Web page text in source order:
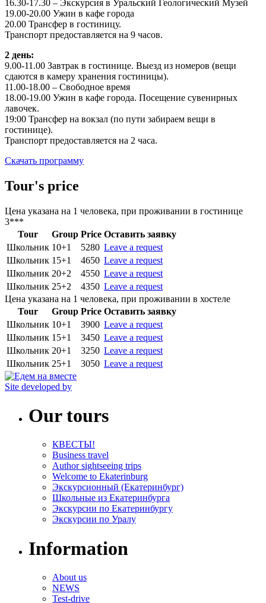
16.30-17.30 – Экскурсия в Уральский Геологический Музей
19.00-20.00 Ужин в кафе города
20.00 Трансфер в гостиницу.
Транспорт предоставляется на 9 часов.
2 день:
9.00-11.00 Завтрак в гостинице. Выезд из номеров (вещи
сдаются в камеру хранения гостиницы).
11.00-18.00 – Свободное время
18.00-19.00 Ужин в кафе города. Посещение сувенирных
лавочек.
19:00 Трансфер на вокзал (по пути забираем вещи в
гостинице).
Транспорт предоставляется на 2 часа.
Скачать программу
Tour's price
Цена указана на 1 человека, при проживании в гостинице
3***
Tour
Group Price Оставить заявку
Школьник 10+1 5280 Leave a request
Школьник 15+1 4650 Leave a request
Школьник 20+2 4550 Leave a request
Школьник 25+2 4350 Leave a request
Цена указана на 1 человека, при проживании в хостеле
Tour
Group Price Оставить заявку
Школьник 10+1 3900 Leave a request
Школьник 15+1 3450 Leave a request
Школьник 20+1 3250 Leave a request
Школьник 25+1 3050 Leave a request
Site developed by
Our tours
КВЕСТЫ!
Business travel
Author sightseeing trips
Welcome to Ekaterinburg
Экскурсионный (Екатеринбург)
Школьные из Екатеринбурга
Экскурсии по Екатеринбургу
Экскурсии по Уралу
Information
About us
NEWS
Test-drive